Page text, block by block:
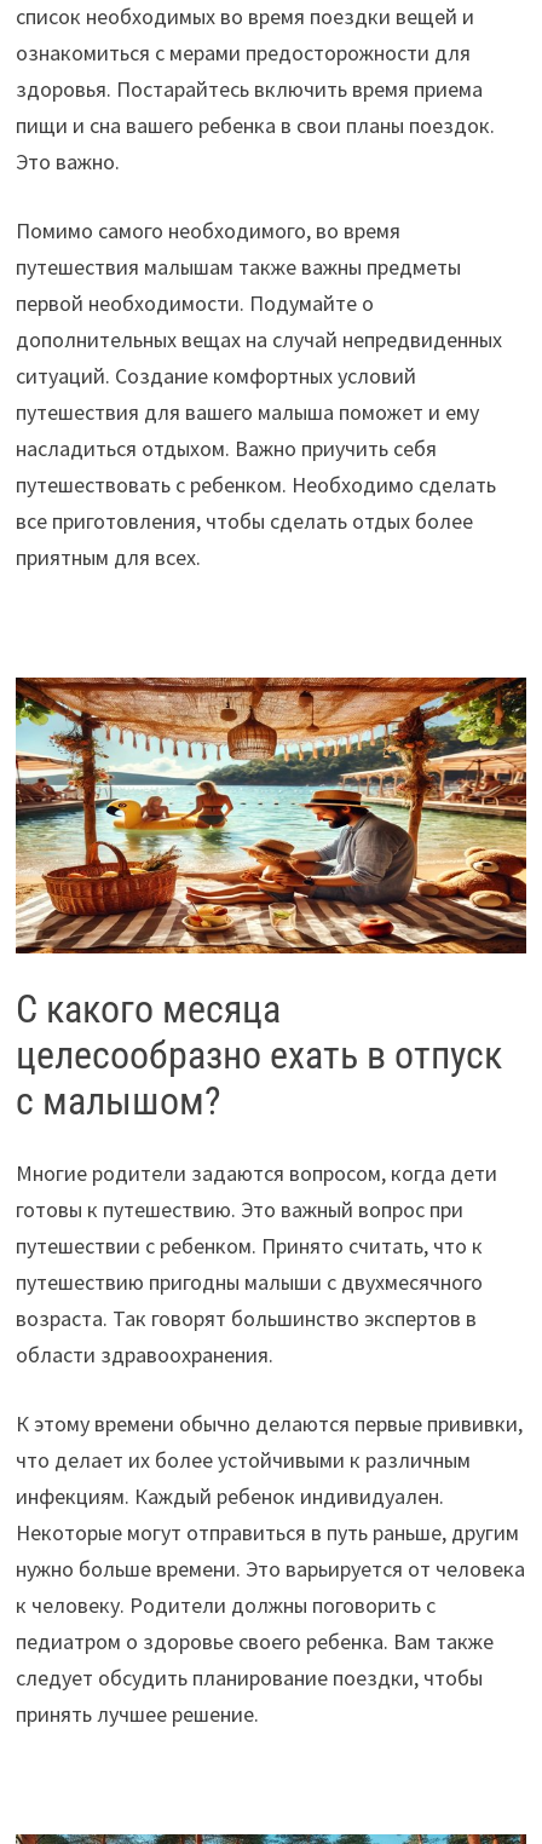
список необходимых во время поездки вещей и
ознакомиться с мерами предосторожности для
здоровья. Постарайтесь включить время приема
пищи и сна вашего ребенка в свои планы поездок.
Это важно.
Помимо самого необходимого, во время
путешествия малышам также важны предметы
первой необходимости. Подумайте о
дополнительных вещах на случай непредвиденных
ситуаций. Создание комфортных условий
путешествия для вашего малыша поможет и ему
насладиться отдыхом. Важно приучить себя
путешествовать с ребенком. Необходимо сделать
все приготовления, чтобы сделать отдых более
приятным для всех.
С какого месяца
целесообразно ехать в отпуск
с малышом?
Многие родители задаются вопросом, когда дети
готовы к путешествию. Это важный вопрос при
путешествии с ребенком. Принято считать, что к
путешествию пригодны малыши с двухмесячного
возраста. Так говорят большинство экспертов в
области здравоохранения.
К этому времени обычно делаются первые прививки,
что делает их более устойчивыми к различным
инфекциям. Каждый ребенок индивидуален.
Некоторые могут отправиться в путь раньше, другим
нужно больше времени. Это варьируется от человека
к человеку. Родители должны поговорить с
педиатром о здоровье своего ребенка. Вам также
следует обсудить планирование поездки, чтобы
принять лучшее решение.